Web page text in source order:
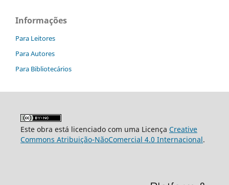
Informações
Para Leitores
Para Autores
Para Bibliotecários
Este obra está licenciado com uma Licença Creative
Commons Atribuição-NãoComercial 4.0 Internacional.